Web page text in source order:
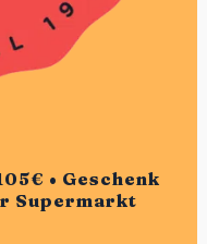
• Geschenk
Supermarkt